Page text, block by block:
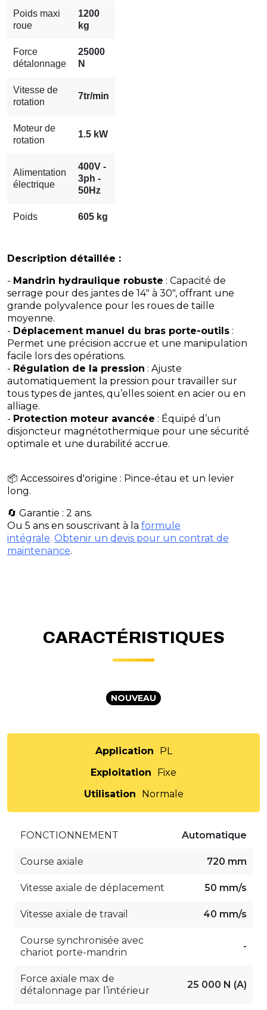
Poids maxi
roue
1200
kg
Force
détalonnage
25000
N
Vitesse de
rotation
7tr/min
Moteur de
rotation
1.5 kW
Alimentation
électrique
400V -
3ph -
50Hz
Poids 605 kg
Description détaillée :
- Mandrin hydraulique robuste : Capacité de
serrage pour des jantes de 14" à 30", offrant une
grande polyvalence pour les roues de taille
moyenne.
- Déplacement manuel du bras porte-outils :
Permet une précision accrue et une manipulation
facile lors des opérations.
- Régulation de la pression : Ajuste
automatiquement la pression pour travailler sur
tous types de jantes, qu’elles soient en acier ou en
alliage.
- Protection moteur avancée : Équipé d’un
disjoncteur magnétothermique pour une sécurité
optimale et une durabilité accrue.
📦 Accessoires d'origine : Pince-étau et un levier
long.
🔄 Garantie : 2 ans.
Ou 5 ans en souscrivant à la formule
intégrale. Obtenir un devis pour un contrat de
maintenance.
CARACTÉRISTIQUES
NOUVEAU
Application
PL
Exploitation
Fixe
Utilisation
Normale
FONCTIONNEMENT Automatique
Course axiale 720 mm
Vitesse axiale de déplacement 50 mm/s
Vitesse axiale de travail 40 mm/s
Course synchronisée avec
chariot porte-mandrin
-
Force axiale max de
détalonnage par l’intérieur
25 000 N (A)